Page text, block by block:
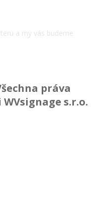
a my vás budeme
práva
s.r.o.